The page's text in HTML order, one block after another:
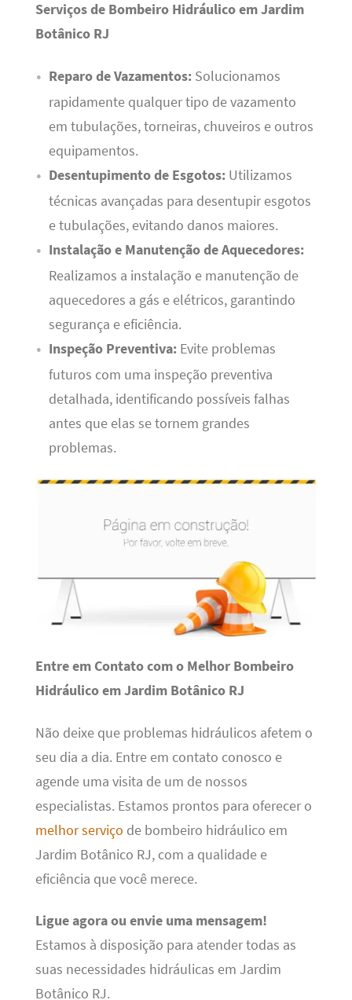
Serviços de Bombeiro Hidráulico em Jardim
Botânico RJ
Reparo de Vazamentos:Solucionamos
rapidamente qualquer tipo de vazamento
em tubulações, torneiras, chuveiros e outros
equipamentos.
Desentupimento de Esgotos:Utilizamos
técnicas avançadas para desentupir esgotos
e tubulações, evitando danos maiores.
Instalação e Manutenção de Aquecedores:
Realizamos a instalação e manutenção de
aquecedores a gás e elétricos, garantindo
segurança e eficiência.
Inspeção Preventiva:Evite problemas
futuros com uma inspeção preventiva
detalhada, identificando possíveis falhas
antes que elas se tornem grandes
problemas.
Entre em Contato com o Melhor Bombeiro
Hidráulico em Jardim Botânico RJ
Não deixe que problemas hidráulicos afetem o
seu dia a dia. Entre em contato conosco e
agende uma visita de um de nossos
especialistas. Estamos prontos para oferecer o
melhor serviço de bombeiro hidráulico em
Jardim Botânico RJ, com a qualidade e
eficiência que você merece.
Ligue agora ou envie uma mensagem!
Estamos à disposição para atender todas as
suas necessidades hidráulicas em Jardim
Botânico RJ.